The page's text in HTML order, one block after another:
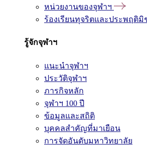
หน่วยงานของจุฬาฯ
ร้องเรียนทุจริตและประพฤติมิ
รู้จักจุฬาฯ
แนะนำจุฬาฯ
ประวัติจุฬาฯ
ภารกิจหลัก
จุฬาฯ 100 ปี
ข้อมูลและสถิติ
บุคคลสำคัญที่มาเยือน
การจัดอันดับมหาวิทยาลัย